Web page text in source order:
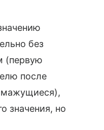
без
(первую
после
мажущиеся),
значения, но